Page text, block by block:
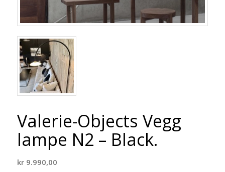
Valerie-Objects Vegg
lampe N2 – Black.
kr9.990,00